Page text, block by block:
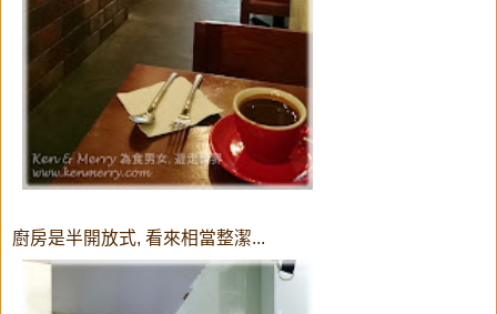
廚房是半開放式, 看來相當整潔...